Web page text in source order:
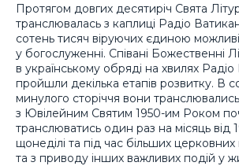
Протягом довгих десятиріч Свята
транслювалась з каплиці Радіо
сотень тисяч віруючих єдиною
у богослуженні. Співані Божественні
в українському обряді на хвилях
пройшли декілька етапів розвитку. В
минулого сторіччя вони
з Ювілейним Святим 1950-им Роком
транслюватись один раз на місяць від
щонеділі та під час більших церковних
та з приводу інших важливих подій у